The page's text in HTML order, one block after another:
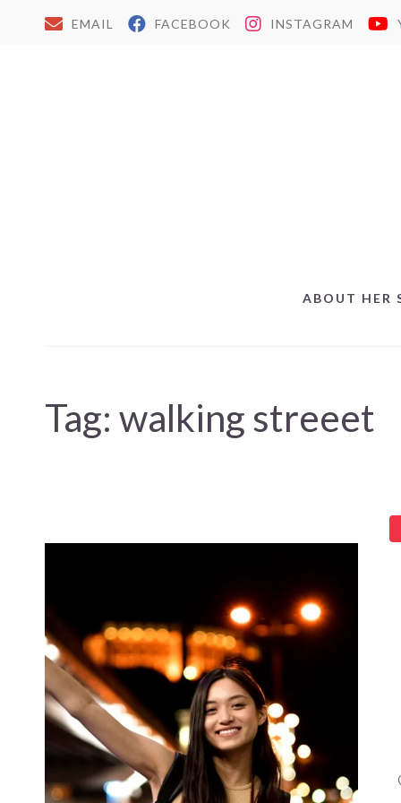
EMAIL FACEBOOK INSTAGRAM
ABOUT HER
Tag: walking streeet